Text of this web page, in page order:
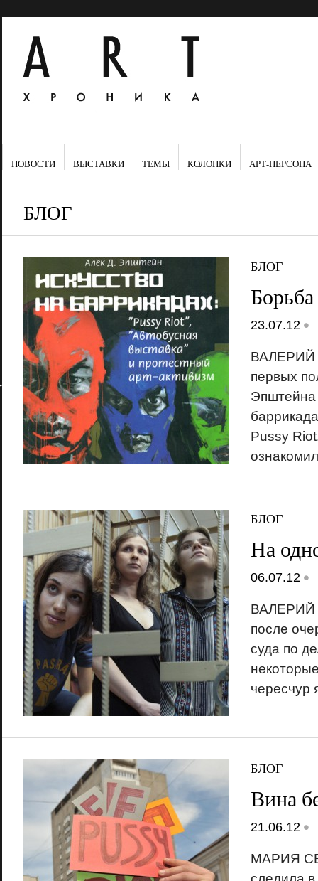
НОВОСТИ ВЫСТАВКИ ТЕМЫ КОЛОНКИ АРТ-ПЕРСОНА
БЛОГ
БЛОГ
23.07.12 •
ВАЛЕРИЙ
первых
Эпштейна
Pussy
БЛОГ
На
06.07.12 •
ВАЛЕРИЙ
после
суда по
чересчур
БЛОГ
Вина
21.06.12 •
МАРИЯ